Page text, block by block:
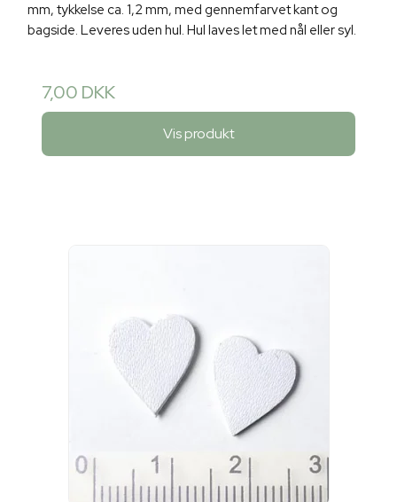
mm, tykkelse ca. 1,2 mm, med gennemfarvet kant og
bagside. Leveres uden hul. Hul laves let med nål eller syl.
7,00 DKK
Vis produkt